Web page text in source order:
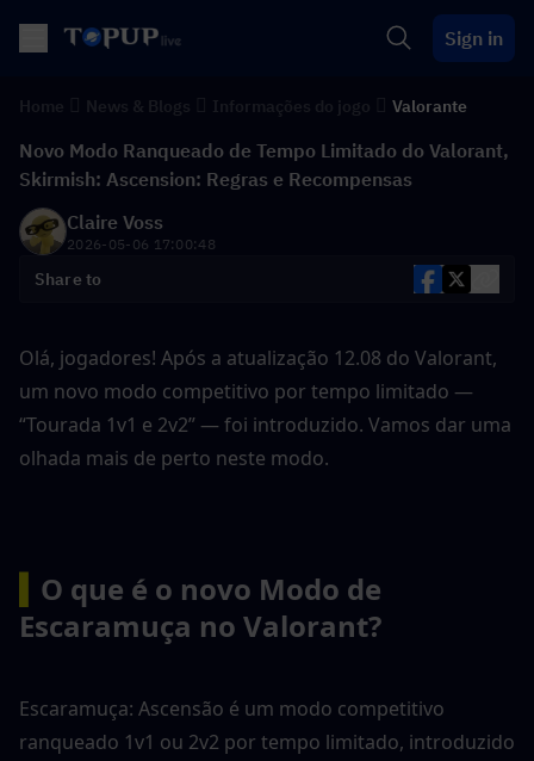
Sign in
Valorante
Novo Modo Ranqueado de Tempo Limitado do Valorant,
Skirmish: Ascension: Regras e Recompensas
Claire Voss
2026-05-06 17:00:48
Share to
Olá, jogadores! Após a atualização 12.08 do Valorant,
um novo modo competitivo por tempo limitado —
“Tourada 1v1 e 2v2” — foi introduzido. Vamos dar uma
olhada mais de perto neste modo.
O que é o novo Modo de
Escaramuça no Valorant?
Escaramuça: Ascensão é um modo competitivo
ranqueado 1v1 ou 2v2 por tempo limitado, introduzido